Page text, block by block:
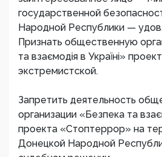
государственной
Народной Республики —
Признать общественную
та взаємодія в Україні»
экстремистской.
Запретить деятельность
организации «Безпека та
проекта «Стоптеррор» на
Донецкой Народной